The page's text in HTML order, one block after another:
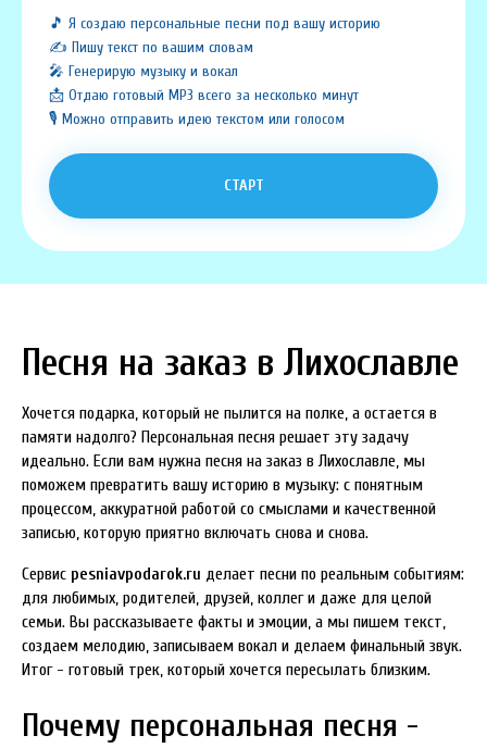
🎵 Я создаю персональные песни под вашу историю
✍️ Пишу текст по вашим словам
🎤 Генерирую музыку и вокал
📩 Отдаю готовый MP3 всего за несколько минут
🎙️ Можно отправить идею текстом или голосом
СТАРТ
Песня на заказ в Лихославле
Хочется подарка, который не пылится на полке, а остается в
памяти надолго? Персональная песня решает эту задачу
идеально. Если вам нужна песня на заказ в Лихославле, мы
поможем превратить вашу историю в музыку: с понятным
процессом, аккуратной работой со смыслами и качественной
записью, которую приятно включать снова и снова.
Сервис pesniavpodarok.ru делает песни по реальным событиям:
для любимых, родителей, друзей, коллег и даже для целой
семьи. Вы рассказываете факты и эмоции, а мы пишем текст,
создаем мелодию, записываем вокал и делаем финальный звук.
Итог - готовый трек, который хочется пересылать близким.
Почему персональная песня -